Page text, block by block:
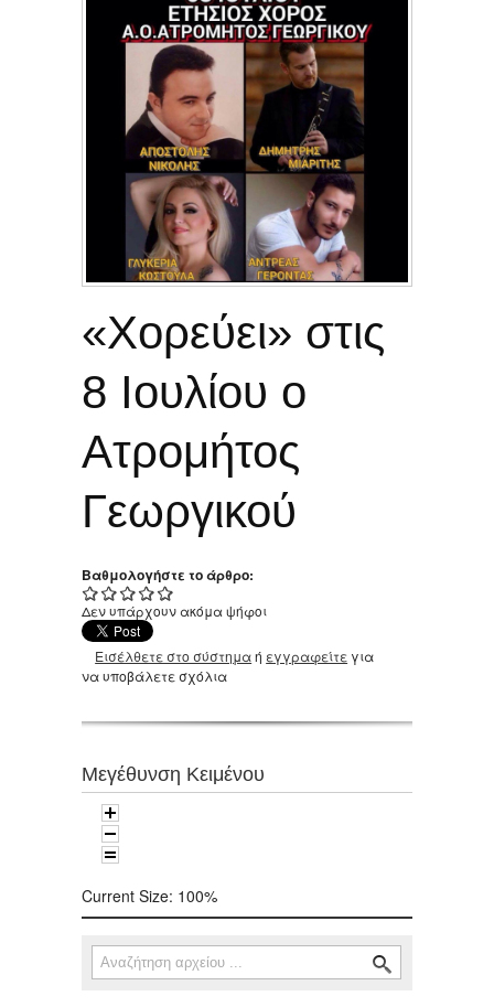
«Χορεύει» στις
8 Ιουλίου ο
Ατρομήτος
Γεωργικού
Βαθμολογήστε το άρθρο:
Δεν υπάρχουν ακόμα ψήφοι
Εισέλθετε στο σύστημαή εγγραφείτε για
να υποβάλετε σχόλια
Μεγέθυνση Κειμένου
Current Size: 100%
Φόρμα αναζήτησης
Αναζήτηση